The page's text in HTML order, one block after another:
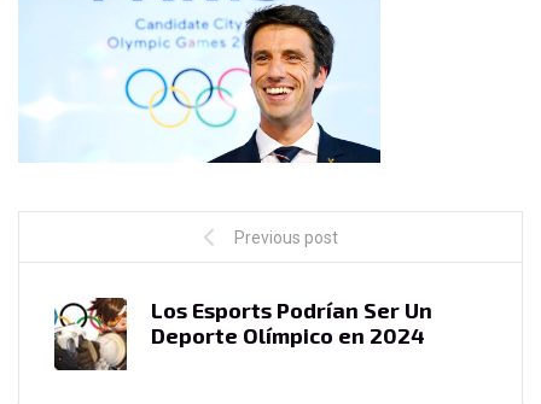
Previous post
Los Esports Podrían Ser Un
Deporte Olímpico en 2024